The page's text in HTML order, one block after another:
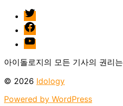
twitter
facebook
Youtube
아이돌로지의 모든 기사의 권리
© 2026 Idology
Powered by WordPress